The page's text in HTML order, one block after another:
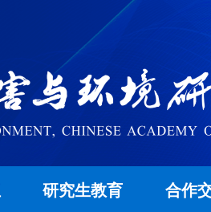
研究生教育 合作